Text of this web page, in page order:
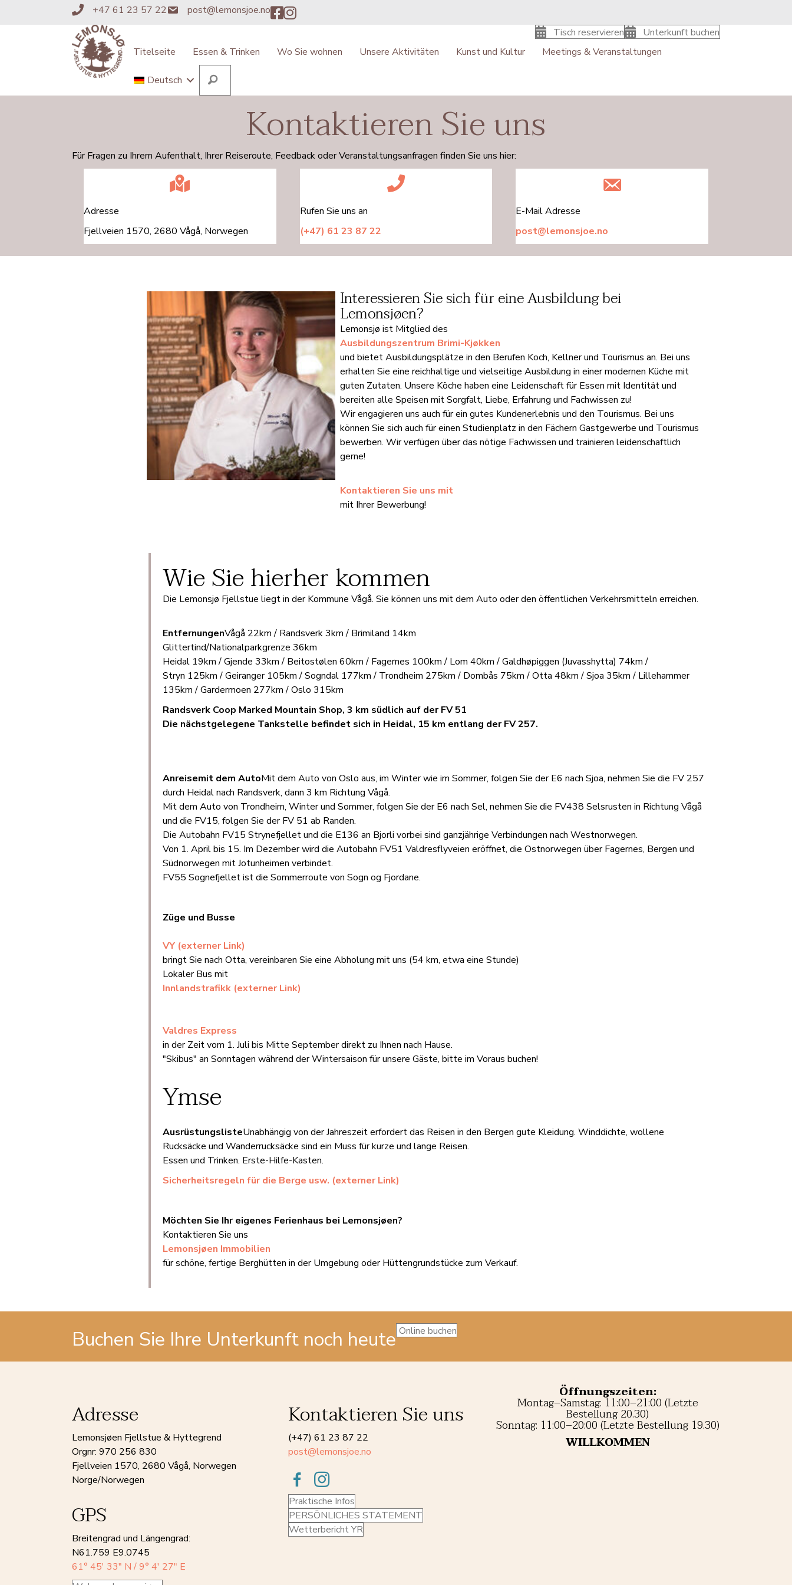
+4761235722
+47 61 23 57 22post@lemonsjoe.no
post@lemonsjoe.no
Unterkunft buchen
Tisch reservieren
Titelseite
Essen & Trinken Wo Sie wohnen Unsere Aktivitäten Kunst und Kultur Meetings & Veranstaltungen
Deutsch
Kontaktieren Sie uns
Für Fragen zu Ihrem Aufenthalt, Ihrer Reiseroute, Feedback oder Veranstaltungsanfragen finden Sie uns hier:
Adresse
Fjellveien 1570, 2680 Vågå, Norwegen
Rufen Sie uns an
(+47) 61 23 87 22
E-Mail Adresse
post@lemonsjoe.no
Interessieren Sie sich für eine Ausbildung bei
Lemonsjøen?
Lemonsjø ist Mitglied des
Ausbildungszentrum Brimi-Kjøkken
und bietet Ausbildungsplätze in den Berufen Koch, Kellner und Tourismus an. Bei uns
erhalten Sie eine reichhaltige und vielseitige Ausbildung in einer modernen Küche mit
guten Zutaten. Unsere Köche haben eine Leidenschaft für Essen mit Identität und
bereiten alle Speisen mit Sorgfalt, Liebe, Erfahrung und Fachwissen zu!
Wir engagieren uns auch für ein gutes Kundenerlebnis und den Tourismus. Bei uns
können Sie sich auch für einen Studienplatz in den Fächern Gastgewerbe und Tourismus
bewerben. Wir verfügen über das nötige Fachwissen und trainieren leidenschaftlich
gerne!
Kontaktieren Sie uns mit
mit Ihrer Bewerbung!
Wie Sie hierher kommen
Die Lemonsjø Fjellstue liegt in der Kommune Vågå. Sie können uns mit dem Auto oder den öffentlichen Verkehrsmitteln erreichen.
EntfernungenVågå 22km / Randsverk 3km / Brimiland 14km
Glittertind/Nationalparkgrenze 36km
Heidal 19km / Gjende 33km / Beitostølen 60km / Fagernes 100km / Lom 40km / Galdhøpiggen (Juvasshytta) 74km /
Stryn 125km / Geiranger 105km / Sogndal 177km / Trondheim 275km / Dombås 75km / Otta 48km / Sjoa 35km / Lillehammer
135km / Gardermoen 277km / Oslo 315km
Randsverk Coop Marked Mountain Shop, 3 km südlich auf der FV 51
Die nächstgelegene Tankstelle befindet sich in Heidal, 15 km entlang der FV 257.
Anreisemit dem AutoMit dem Auto von Oslo aus, im Winter wie im Sommer, folgen Sie der E6 nach Sjoa, nehmen Sie die FV 257
durch Heidal nach Randsverk, dann 3 km Richtung Vågå.
Mit dem Auto von Trondheim, Winter und Sommer, folgen Sie der E6 nach Sel, nehmen Sie die FV438 Selsrusten in Richtung Vågå
und die FV15, folgen Sie der FV 51 ab Randen.
Die Autobahn FV15 Strynefjellet und die E136 an Bjorli vorbei sind ganzjährige Verbindungen nach Westnorwegen.
Von 1. April bis 15. Im Dezember wird die Autobahn FV51 Valdresflyveien eröffnet, die Ostnorwegen über Fagernes, Bergen und
Südnorwegen mit Jotunheimen verbindet.
FV55 Sognefjellet ist die Sommerroute von Sogn og Fjordane.
Züge und Busse
VY (externer Link)
bringt Sie nach Otta, vereinbaren Sie eine Abholung mit uns (54 km, etwa eine Stunde)
Lokaler Bus mit
Innlandstrafikk (externer Link)
Valdres Express
in der Zeit vom 1. Juli bis Mitte September direkt zu Ihnen nach Hause.
"Skibus" an Sonntagen während der Wintersaison für unsere Gäste, bitte im Voraus buchen!
Ymse
AusrüstungslisteUnabhängig von der Jahreszeit erfordert das Reisen in den Bergen gute Kleidung. Winddichte, wollene
Rucksäcke und Wanderrucksäcke sind ein Muss für kurze und lange Reisen.
Essen und Trinken. Erste-Hilfe-Kasten.
Sicherheitsregeln für die Berge usw. (externer Link)
Möchten Sie Ihr eigenes Ferienhaus bei Lemonsjøen?
Kontaktieren Sie uns
Lemonsjøen Immobilien
für schöne, fertige Berghütten in der Umgebung oder Hüttengrundstücke zum Verkauf.
Buchen Sie Ihre Unterkunft noch heute Online buchen
Adresse
Lemonsjøen Fjellstue & Hyttegrend
Orgnr: 970 256 830
Fjellveien 1570, 2680 Vågå, Norwegen
Norge/Norwegen
GPS
Breitengrad und Längengrad:
N61.759 E9.0745
61° 45′ 33″ N / 9° 4′ 27″ E
Kontaktieren Sie uns
(+47) 61 23 87 22
post@lemonsjoe.no
Praktische Infos
PERSÖNLICHES STATEMENT
Wetterbericht YR
Öffnungszeiten:
Montag–Samstag: 11:00–21:00 (Letzte
Bestellung 20.30)
Sonntag: 11:00–20:00 (Letzte Bestellung 19.30)
WILLKOMMEN